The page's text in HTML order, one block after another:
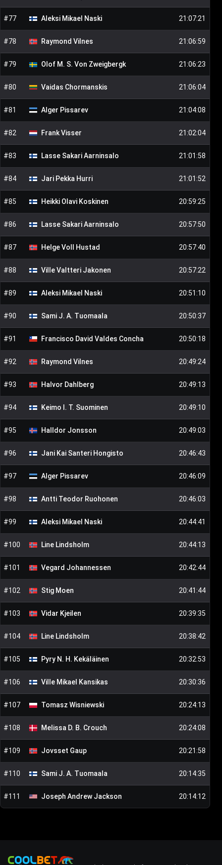
#77 Aleksi Mikael Naski 21:07:21
#78 Raymond Vilnes 21:06:59
#79 Olof M. S. Von Zweigbergk 21:06:23
#80 Vaidas Chormanskis 21:06:04
#81 Alger Pissarev 21:04:08
#82 FrankVisser 21:02:04
#83 Lasse SakariAarninsalo 21:01:58
#84 Jari Pekka Hurri 21:01:52
#85 Heikki Olavi Koskinen 20:59:25
#86 Lasse SakariAarninsalo 20:57:50
#87 Helge Voll Hustad 20:57:40
#88 Ville Valtteri Jakonen 20:57:22
#89 Aleksi Mikael Naski 20:51:10
#90 Sami J. A. Tuomaala 20:50:37
#91 Francisco David Valdes Concha 20:50:18
#92 Raymond Vilnes 20:49:24
#93 Halvor Dahlberg 20:49:13
#94 Keimo I. T. Suominen 20:49:10
#95 Halldor Jonsson 20:49:03
#96 Jani Kai Santeri Hongisto 20:46:43
#97 Alger Pissarev 20:46:09
#98 Antti Teodor Ruohonen 20:46:03
#99 Aleksi Mikael Naski 20:44:41
#100 Line Lindsholm 20:44:13
#101 Vegard Johannessen 20:42:44
#102 Stig Moen 20:41:44
#103 Vidar Kjeilen 20:39:35
#104 Line Lindsholm 20:38:42
#105 Pyry N. H. Kekäläinen 20:32:53
#106 Ville Mikael Kansikas 20:30:36
#107 Tomasz Wisniewski 20:24:13
#108 Melissa D. B. Crouch 20:24:08
#109 Jovsset Gaup 20:21:58
#110 Sami J. A. Tuomaala 20:14:35
#111 Joseph Andrew Jackson 20:14:12